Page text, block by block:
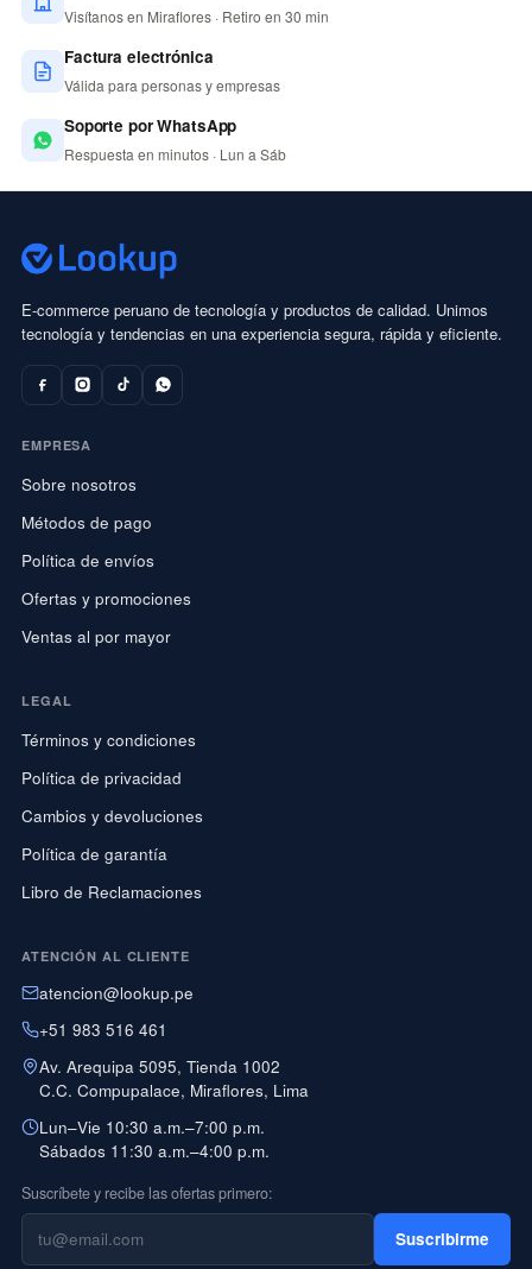
Visítanos en Miraflores · Retiro en 30 min
Factura electrónica
Válida para personas y empresas
Soporte por WhatsApp
Respuesta en minutos · Lun a Sáb
E-commerce peruano de tecnología y productos de calidad. Unimos
tecnología y tendencias en una experiencia segura, rápida y eficiente.
EMPRESA
Sobre nosotros
Métodos de pago
Política de envíos
Ofertas y promociones
Ventas al por mayor
LEGAL
Términos y condiciones
Política de privacidad
Cambios y devoluciones
Política de garantía
Libro de Reclamaciones
ATENCIÓN AL CLIENTE
atencion@lookup.pe
+51 983 516 461
Av. Arequipa 5095, Tienda 1002
C.C. Compupalace, Miraflores, Lima
Lun–Vie 10:30 a.m.–7:00 p.m.
Sábados 11:30 a.m.–4:00 p.m.
Suscríbete y recibe las ofertas primero:
Suscribirme